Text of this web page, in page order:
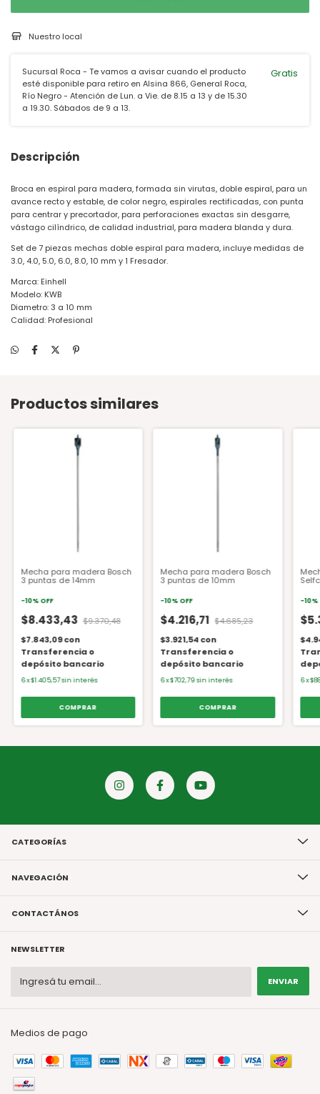
Nuestro local
Sucursal Roca - Te vamos a avisar cuando el producto
esté disponible para retiro en Alsina 866, General Roca,
Río Negro - Atención de Lun. a Vie. de 8.15 a 13 y de 15.30
a 19.30. Sábados de 9 a 13.
Gratis
Descripción
Broca en espiral para madera, formada sin virutas, doble espiral, para un
avance recto y estable, de color negro, espirales rectificadas, con punta
para centrar y precortador, para perforaciones exactas sin desgarre,
vástago cilíndrico, de calidad industrial, para madera blanda y dura.
Set de 7 piezas mechas doble espiral para madera, incluye medidas de
3.0, 4.0, 5.0, 6.0, 8.0, 10 mm y 1 Fresador.
Marca: Einhell
Modelo: KWB
Diametro: 3 a 10 mm
Calidad: Profesional
Productos similares
Mecha para madera Bosch
3 puntas de 14mm
-10%OFF
$8.433,43 $9.370,48
$7.843,09con
Transferencia o
depósito bancario
6x$1.405,57sin interés
Mecha para madera Bosch
3 puntas de 10mm
-10%OFF
$4.216,71 $4.685,23
$3.921,54con
Transferencia o
depósito bancario
6x$702,79 sin interés
-10%
6x
CATEGORÍAS
NAVEGACIÓN
CONTACTÁNOS
NEWSLETTER
Medios de pago